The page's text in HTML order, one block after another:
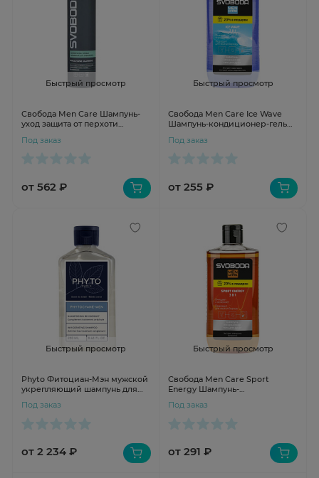
Быстрый просмотр
Свобода Men Care Шампунь-
уход защита от перхоти
Под заказ
от 562 ₽
Быстрый просмотр
Свобода Men Care Ice Wave
Шампунь-кондиционер-гель
Под заказ
от 255 ₽
Быстрый просмотр
Phyto Фитоциан-Мэн мужской
укрепляющий шампунь для
Под заказ
от 2 234 ₽
Быстрый просмотр
Свобода Men Care Sport
Energy Шампунь-
3в1 290мл
Под заказ
от 291 ₽